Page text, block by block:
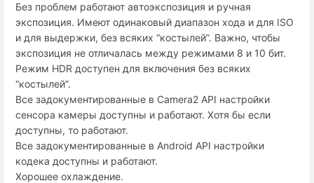
Без проблем работают автоэкспозиция и ручная
экспозиция. Имеют одинаковый диапазон хода и для ISO
и для выдержки, без всяких “костылей”. Важно, чтобы
экспозиция не отличалась между режимами 8 и 10 бит.
Режим HDR доступен для включения без всяких
“костылей”.
Все задокументированные в Camera2 API настройки
сенсора камеры доступны и работают. Хотя бы если
доступны, то работают.
Все задокументированные в Android API настройки
кодека доступны и работают.
Хорошее охлаждение.